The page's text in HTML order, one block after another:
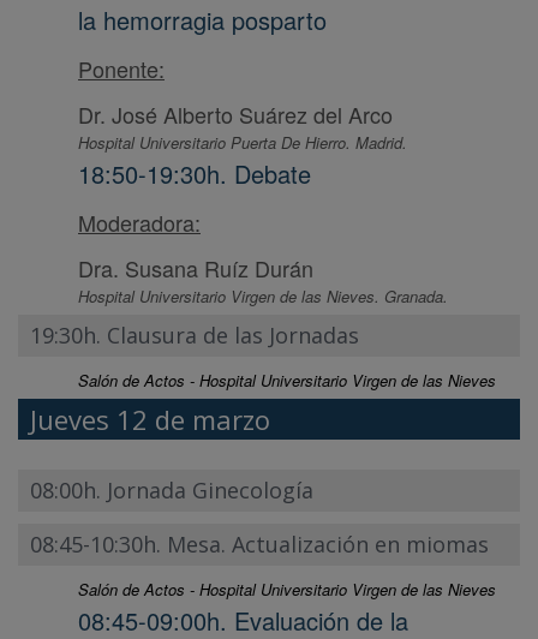
la hemorragia posparto
Ponente:
Dr. José Alberto Suárez del Arco
Hospital Universitario Puerta De Hierro. Madrid.
18:50-19:30h. Debate
Moderadora:
Dra. Susana Ruíz Durán
Hospital Universitario Virgen de las Nieves. Granada.
19:30h. Clausura de las Jornadas
Salón de Actos - Hospital Universitario Virgen de las Nieves
Jueves 12 de marzo
08:00h. Jornada Ginecología
08:45-10:30h. Mesa. Actualización en miomas
Salón de Actos - Hospital Universitario Virgen de las Nieves
08:45-09:00h. Evaluación de la